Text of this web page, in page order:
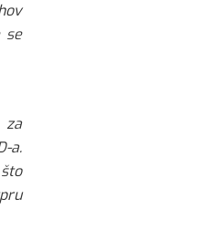
se
za
a.